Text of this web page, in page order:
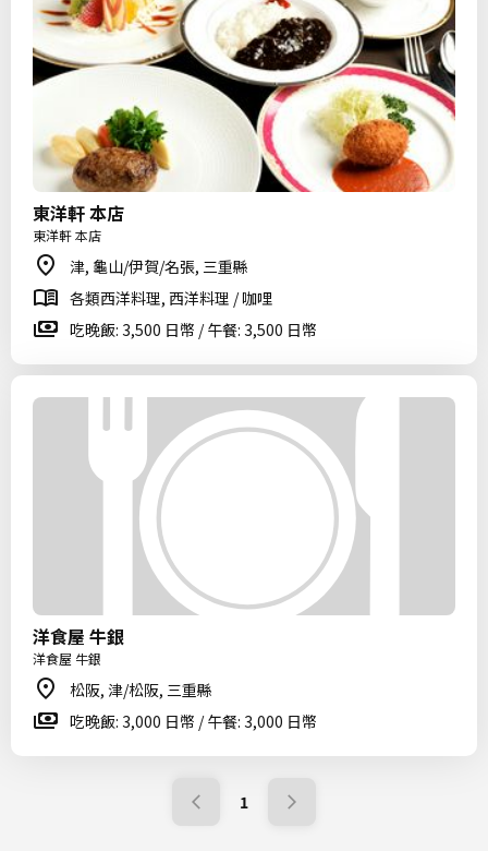
東洋軒 本店
東洋軒 本店
津, 龜山/伊賀/名張, 三重縣
各類西洋料理, 西洋料理 / 咖哩
吃晚飯: 3,500 日幣 / 午餐: 3,500 日幣
洋食屋 牛銀
洋食屋 牛銀
松阪, 津/松阪, 三重縣
吃晚飯: 3,000 日幣 / 午餐: 3,000 日幣
1